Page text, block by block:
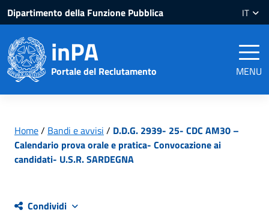
Salta
al
contenuto
Salta
al
pagina
Dipartimento della Funzione Pubblica IT
inPA
Portale del Reclutamento MENU
Home/ Bandi e avvisi / D.D.G. 2939- 25- CDC AM30 –
Calendario prova orale e pratica- Convocazione ai
candidati- U.S.R. SARDEGNA
Condividi